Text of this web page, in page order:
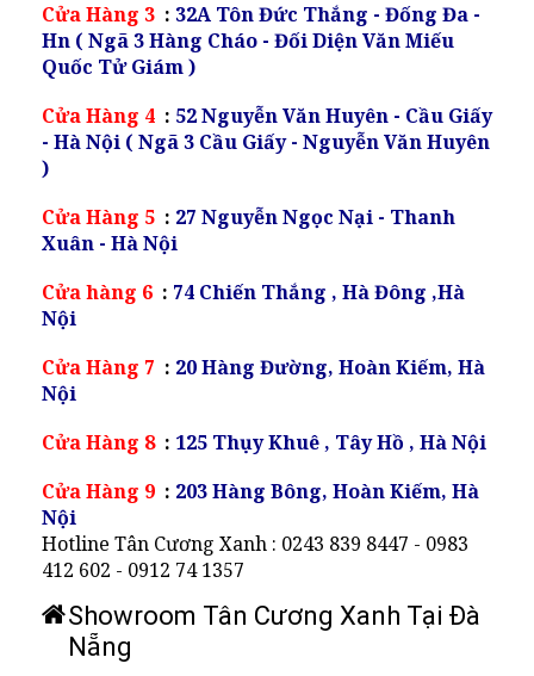
Cửa Hàng 3 : 32A Tôn Đức Thắng - Đống Đa -
Hn ( Ngã 3 Hàng Cháo - Đối Diện Văn Miếu
Quốc Tử Giám )
Cửa Hàng 4 : 52 Nguyễn Văn Huyên - Cầu Giấy
- Hà Nội ( Ngã 3 Cầu Giấy - Nguyễn Văn Huyên
)
Cửa Hàng 5 : 27 Nguyễn Ngọc Nại - Thanh
Xuân - Hà Nội
Cửa hàng 6 : 74 Chiến Thắng , Hà Đông ,Hà
Nội
Cửa Hàng 7 : 20 Hàng Đường, Hoàn Kiếm, Hà
Nội
Cửa Hàng 8 : 125 Thụy Khuê , Tây Hồ , Hà Nội
Cửa Hàng 9 : 203 Hàng Bông, Hoàn Kiếm, Hà
Nội
Hotline Tân Cương Xanh : 0243 839 8447 - 0983
412 602 - 0912 74 1357
Showroom Tân Cương Xanh Tại Đà
Nẵng